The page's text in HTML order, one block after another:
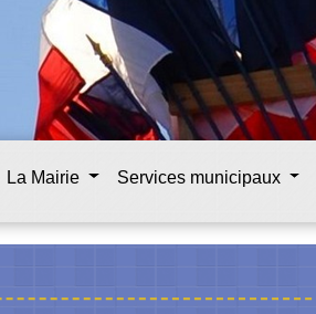
La Mairie Services municipaux